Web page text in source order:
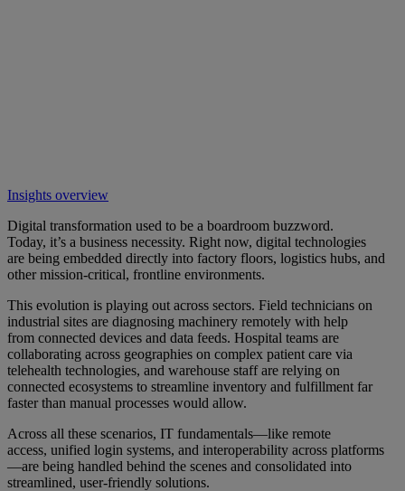
Insights overview
Digital transformation used to be a boardroom buzzword.
Today, it’s a business necessity. Right now, digital technologies
are being embedded directly into factory floors, logistics hubs, and
other mission-critical, frontline environments.
This evolution is playing out across sectors. Field technicians on
industrial sites are diagnosing machinery remotely with help
from connected devices and data feeds. Hospital teams are
collaborating across geographies on complex patient care via
telehealth technologies, and warehouse staff are relying on
connected ecosystems to streamline inventory and fulfillment far
faster than manual processes would allow.
Across all these scenarios, IT fundamentals—like remote
access, unified login systems, and interoperability across platforms
—are being handled behind the scenes and consolidated into
streamlined, user-friendly solutions.